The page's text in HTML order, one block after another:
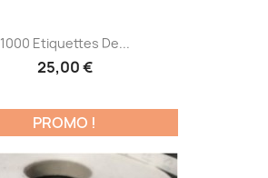
1000 Etiquettes De...
25,00 €
PROMO !